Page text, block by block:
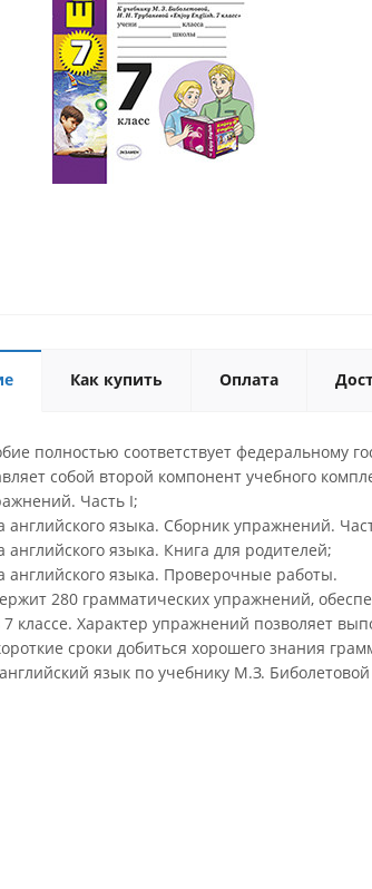
Как купить Оплата
полностью соответствует федеральному
собой второй компонент учебного
Часть I;
английского языка. Сборник упражнений.
английского языка. Книга для родителей;
английского языка. Проверочные работы.
280 грамматических упражнений,
7 классе. Характер упражнений позволяет
сроки добиться хорошего знания
язык по учебнику М.З.